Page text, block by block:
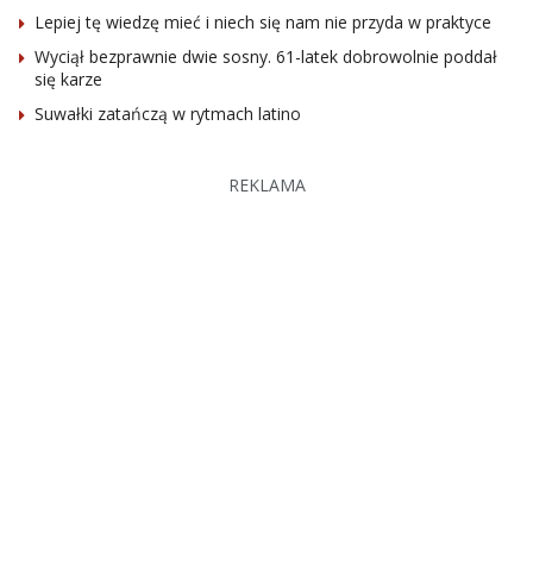
Lepiej tę wiedzę mieć i niech się nam nie przyda w praktyce
Wyciął bezprawnie dwie sosny. 61-latek dobrowolnie poddał
się karze
Suwałki zatańczą w rytmach latino
REKLAMA